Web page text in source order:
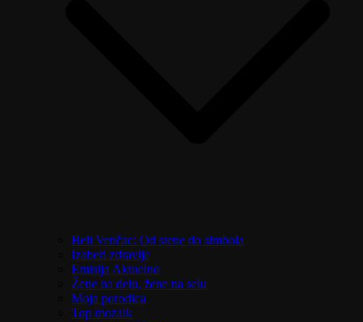
Beli Venčac: Od stene do simbola
Izaberi zdravlje
Emisija Aktuelno
Žene na delu, žene na selu
Moja porodica
Top mozaik